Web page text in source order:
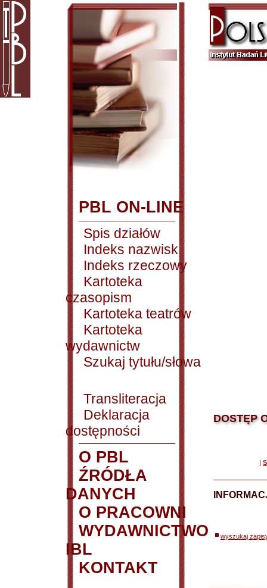
PBL ON-LINE
Spis działów
Indeks nazwisk
Indeks rzeczowy
Kartoteka
czasopism
Kartoteka teatrów
Kartoteka
wydawnictw
Szukaj tytułu/słowa
Transliteracja
Deklaracja
dostępności
O PBL
ŹRÓDŁA
DANYCH
O PRACOWNI
WYDAWNICTWO
IBL
KONTAKT
DOSTĘP
|
wyszukaj